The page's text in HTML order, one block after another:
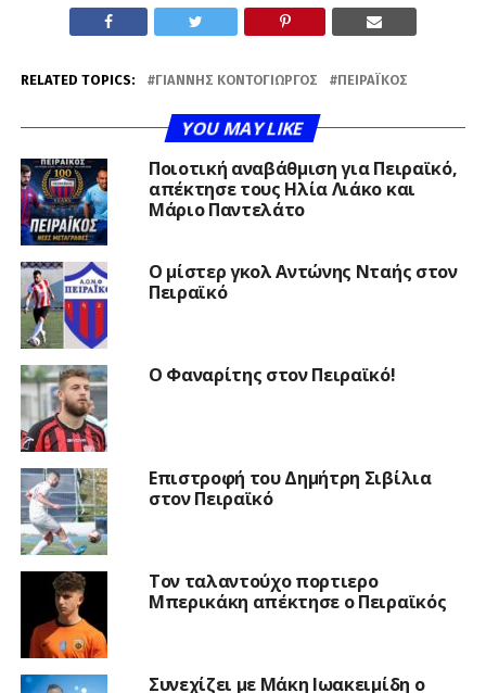
RELATED TOPICS: ΓΙΆΝΝΗΣ ΚΟΝΤΟΓΙΏΡΓΟΣ ΠΕΙΡΑΪΚΌΣ
YOU MAY LIKE
Ποιοτική αναβάθμιση για Πειραϊκό,
απέκτησε τους Ηλία Λιάκο και
Μάριο Παντελάτο
Ο μίστερ γκολ Αντώνης Νταής στον
Πειραϊκό
Ο Φαναρίτης στον Πειραϊκό!
Επιστροφή του Δημήτρη Σιβίλια
στον Πειραϊκό
Τον ταλαντούχο πορτιερο
Μπερικάκη απέκτησε ο Πειραϊκός
Συνεχίζει με Μάκη Ιωακειμίδη ο